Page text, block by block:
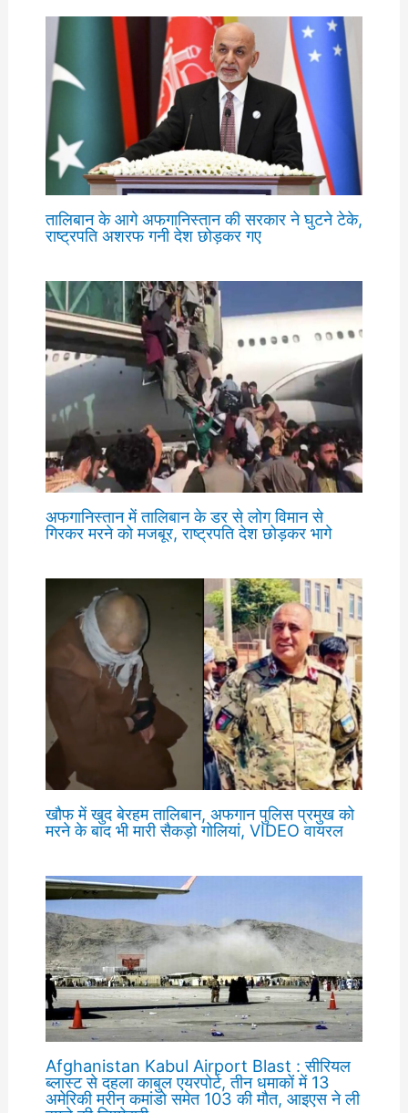
तालिबान के आगे अफगानिस्तान की सरकार ने घुटने टेके,
राष्ट्रपति अशरफ गनी देश छोड़कर गए
अफगानिस्तान में तालिबान के डर से लोग विमान से
गिरकर मरने को मजबूर, राष्ट्रपति देश छोड़कर भागे
खौफ में खुद बेरहम तालिबान, अफगान पुलिस प्रमुख को
मरने के बाद भी मारी सैकड़ो गोलियां, VIDEO वायरल
Afghanistan Kabul Airport Blast : सीरियल
ब्लास्ट से दहला काबुल एयरपोर्ट, तीन धमाकों में 13
अमेरिकी मरीन कमांडो समेत 103 की मौत, आइएस ने ली